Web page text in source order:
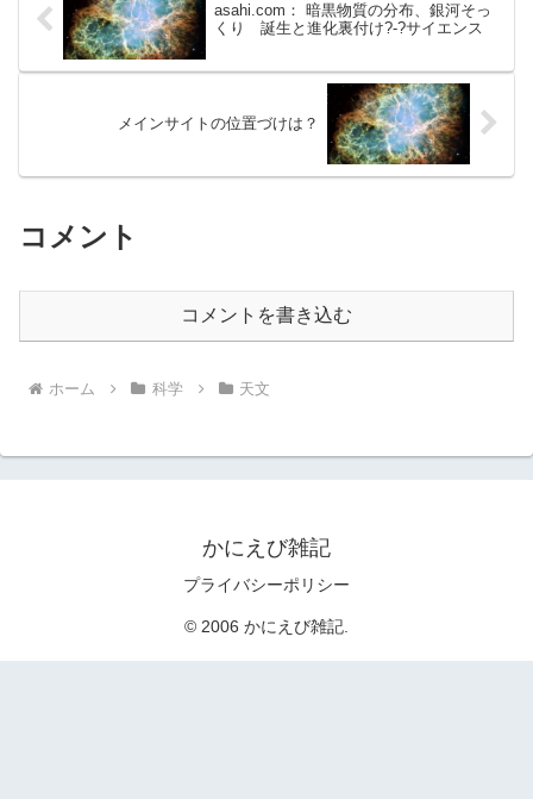
asahi.com： 暗黒物質の分布、銀河そっ
くり 誕生と進化裏付け?-?サイエンス
メインサイトの位置づけは？
コメント
コメントを書き込む
ホーム 科学 天文
かにえび雑記
プライバシーポリシー
© 2006 かにえび雑記.